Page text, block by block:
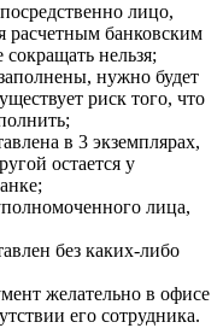
лицо,
расчетным банковским
нельзя;
нужно будет
риск того, что
в 3 экземплярах,
остается у
лица,
без каких-либо
желательно в офисе
его сотрудника.